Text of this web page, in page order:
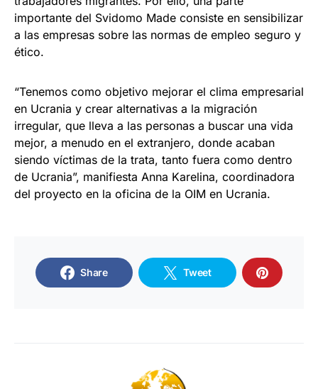
importante del Svidomo Made consiste en sensibilizar
a las empresas sobre las normas de empleo seguro y
ético.
“Tenemos como objetivo mejorar el clima empresarial
en Ucrania y crear alternativas a la migración
irregular, que lleva a las personas a buscar una vida
mejor, a menudo en el extranjero, donde acaban
siendo víctimas de la trata, tanto fuera como dentro
de Ucrania”, manifiesta Anna Karelina, coordinadora
del proyecto en la oficina de la OIM en Ucrania.
Share Tweet